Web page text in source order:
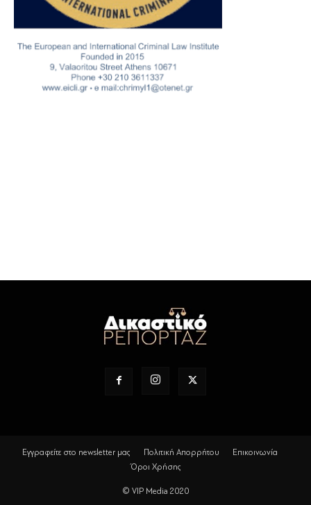
Εγγραφείτε στο newsletter μας Πολιτική Απορρήτου
Επικοινωνία
Όροι Χρήσης
© VIP Media 2020